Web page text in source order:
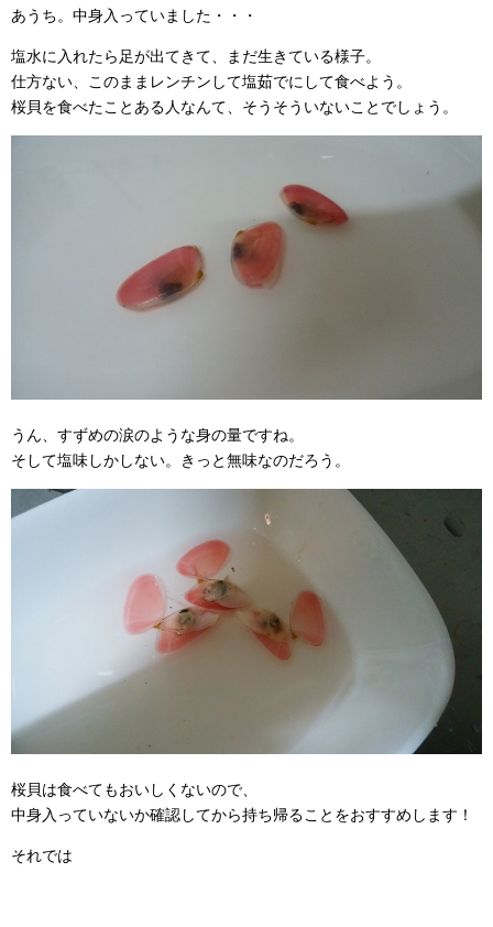
あうち。中身入っていました・・・
塩水に入れたら足が出てきて、まだ生きている様子。
仕方ない、このままレンチンして塩茹でにして食べよう。
桜貝を食べたことある人なんて、そうそういないことでしょう。
うん、すずめの涙のような身の量ですね。
そして塩味しかしない。きっと無味なのだろう。
桜貝は食べてもおいしくないので、
中身入っていないか確認してから持ち帰ることをおすすめします！
それでは